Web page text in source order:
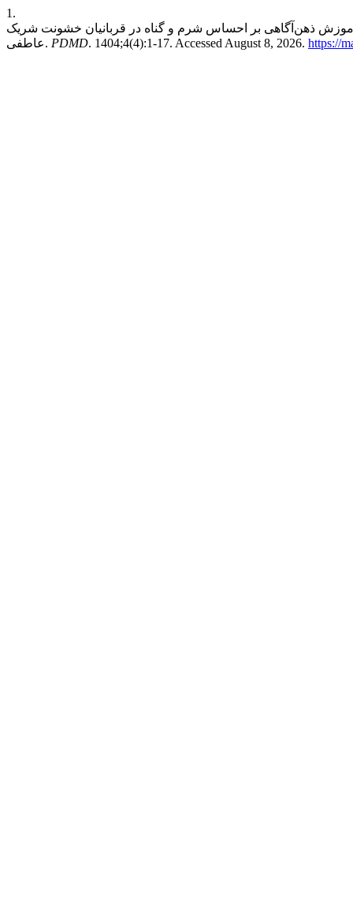
1.
ذهن‌آگاهی بر احساس شرم و گناه در قربانیان خشونت شریک
عاطفی. PDMD. 1404;4(4):1-17. Accessed August 8, 2026. https://